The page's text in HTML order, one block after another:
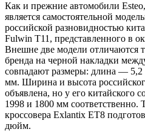
Как и прежние автомобили
является самостоятельной
российской разновидностью
Fulwin T11, представленного в
Внешне две модели отличаются
бренда на черной накладки
совпадают размеры: длина — 5,2
мм. Ширина и высота
объявлена, но у его китайского
1998 и 1800 мм соответственно.
кроссовера Exlantix ET8
дюйм.